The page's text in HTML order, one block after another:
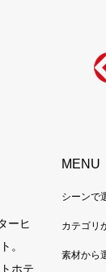
ーヒ
ト。
ホテ
MENU
シーンで
カテゴリ
素材から